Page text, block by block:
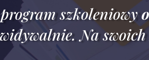
szkoleniowy
Na